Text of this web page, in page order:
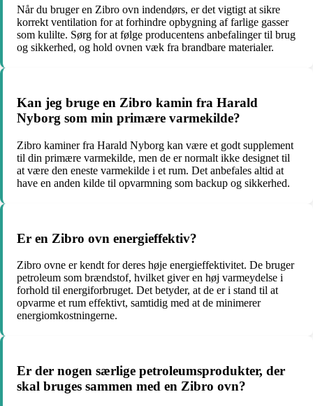
Når du bruger en Zibro ovn indendørs, er det vigtigt at sikre
korrekt ventilation for at forhindre opbygning af farlige gasser
som kulilte. Sørg for at følge producentens anbefalinger til brug
og sikkerhed, og hold ovnen væk fra brandbare materialer.
Kan jeg bruge en Zibro kamin fra Harald
Nyborg som min primære varmekilde?
Zibro kaminer fra Harald Nyborg kan være et godt supplement
til din primære varmekilde, men de er normalt ikke designet til
at være den eneste varmekilde i et rum. Det anbefales altid at
have en anden kilde til opvarmning som backup og sikkerhed.
Er en Zibro ovn energieffektiv?
Zibro ovne er kendt for deres høje energieffektivitet. De bruger
petroleum som brændstof, hvilket giver en høj varmeydelse i
forhold til energiforbruget. Det betyder, at de er i stand til at
opvarme et rum effektivt, samtidig med at de minimerer
energiomkostningerne.
Er der nogen særlige petroleumsprodukter, der
skal bruges sammen med en Zibro ovn?